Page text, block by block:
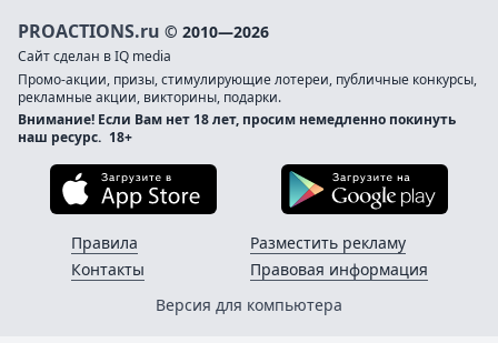
PROACTIONS.ru © 2010—2026
Сайт сделан в IQ media
Промо-акции, призы, стимулирующие лотереи, публичные конкурсы,
рекламные акции, викторины, подарки.
Внимание! Если Вам нет 18 лет, просим немедленно покинуть
наш ресурс. 18+
Загрузите в App Store
Правила
Контакты
Разместить рекламу
Правовая информация
Версия для компьютера